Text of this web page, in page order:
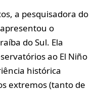
a pesquisadora do
o
do Sul. Ela
ao El Niño
histórica
extremos (tanto de